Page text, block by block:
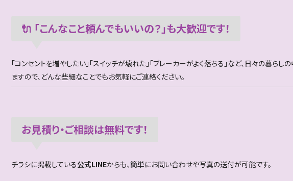
🔌 「こんなこと頼んでもいいの？」も大歓迎です！
「コンセントを増やしたい」「スイッチが壊れた」「ブレーカーがよく落ちる」など、日々の暮ら
ますので、どんな些細なことでもお気軽にご連絡ください。
お見積り・ご相談は無料です！
チラシに掲載している公式LINEからも、簡単にお問い合わせや写真の送付が可能です。